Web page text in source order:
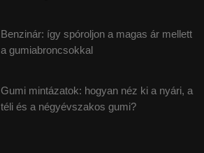
Benzinár: így spóroljon a magas ár mellett
a gumiabroncsokkal
Gumi mintázatok: hogyan néz ki a nyári, a
téli és a négyévszakos gumi?